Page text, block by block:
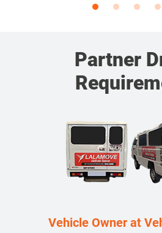
Partner
Vehicle Owner at